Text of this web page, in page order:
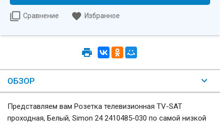
Сравнение Избранное
ОБЗОР
Представляем вам Розетка телевизионная TV-SAT
проходная, Белый, Simon 24 2410485-030 по самой низкой